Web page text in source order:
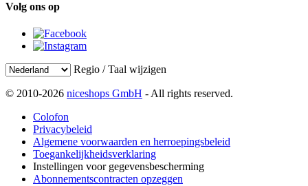
Volg ons op
Regio / Taal wijzigen
© 2010-2026 niceshops GmbH - All rights reserved.
Colofon
Privacybeleid
Algemene voorwaarden en herroepingsbeleid
Toegankelijkheidsverklaring
Instellingen voor gegevensbescherming
Abonnementscontracten opzeggen